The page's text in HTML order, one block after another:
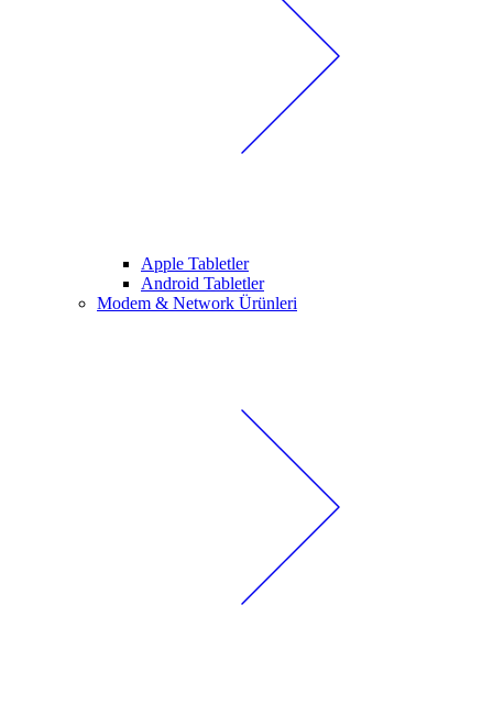
Apple Tabletler
Android Tabletler
Modem & Network Ürünleri